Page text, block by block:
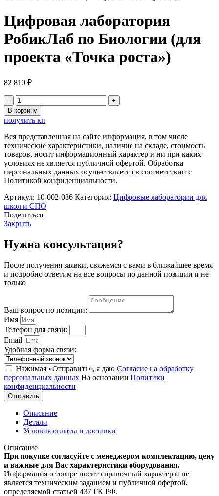
Цифровая лаборатория
РобикЛаб по Биологии (для
проекта «Точка роста»)
82 810 ₽
Количество
товара
Цифровая
лаборатория
РобикЛаб
по
Биологии
(для
проекта
«Точка
В корзину
получить кп
Вся представленная на сайте информация, в том числе
технические характеристики, наличие на складе, стоимость
товаров, носит информационный характер и ни при каких
условиях не является публичной офертой. Обработка
персональных данных осуществляется в соответствии с
Политикой конфиденциальности.
Артикул: 10-002-086 Категория: Цифровые лаборатории для
школ и СПО
Поделиться:
Закрыть
Нужна консультация?
После получения заявки, свяжемся с вами в ближайшее время
и подробно ответим на все вопросы по данной позиции и не
только
Ваш вопрос по позиции:
Имя
Телефон для связи:
Email
Удобная форма связи:
Нажимая «Отправить», я даю Согласие на обработку
персональных данных На основании Политики
конфиденциальности
Отправить
Описание
Детали
Условия оплаты и доставки
Описание
При покупке согласуйте с менеджером комплектацию, цену
и важные для Вас характеристики оборудования.
Информация о товаре носит справочный характер и не
является техническим заданием и публичной офертой,
определяемой статьей 437 ГК РФ.